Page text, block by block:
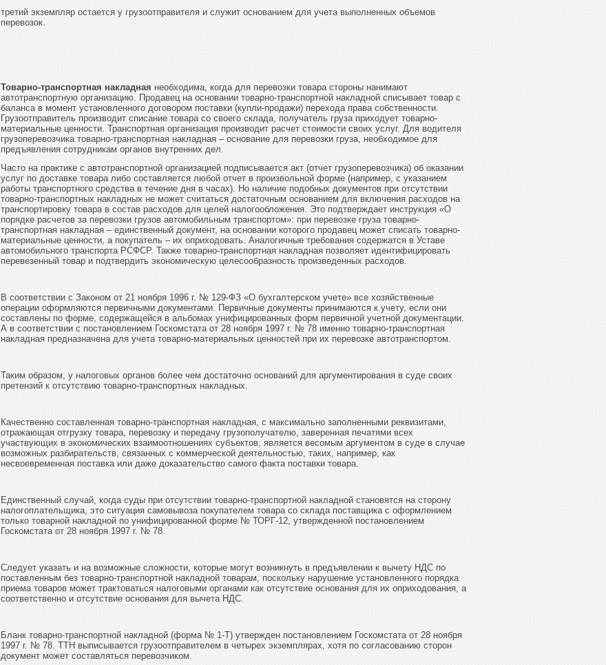
третий экземпляр остается у грузоотправителя и служит основанием для учета выполненных объемов
перевозок.
Товарно-транспортная накладная необходима, когда для перевозки товара стороны нанимают
автотранспортную организацию. Продавец на основании товарно-транспортной накладной списывает товар с
баланса в момент установленного договором поставки (купли-продажи) перехода права собственности.
Грузоотправитель производит списание товара со своего склада, получатель груза приходует товарно-
материальные ценности. Транспортная организация производит расчет стоимости своих услуг. Для водителя
грузоперевозчика товарно-транспортная накладная – основание для перевозки груза, необходимое для
предъявления сотрудникам органов внутренних дел.
Часто на практике с автотранспортной организацией подписывается акт (отчет грузоперевозчика) об оказании
услуг по доставке товара либо составляется любой отчет в произвольной форме (например, с указанием
работы транспортного средства в течение дня в часах). Но наличие подобных документов при отсутствии
товарно-транспортных накладных не может считаться достаточным основанием для включения расходов на
транспортировку товара в состав расходов для целей налогообложения. Это подтверждает инструкция «О
порядке расчетов за перевозки грузов автомобильным транспортом»: при перевозке груза товарно-
транспортная накладная – единственный документ, на основании которого продавец может списать товарно-
материальные ценности, а покупатель – их оприходовать. Аналогичные требования содержатся в Уставе
автомобильного транспорта РСФСР. Также товарно-транспортная накладная позволяет идентифицировать
перевезенный товар и подтвердить экономическую целесообразность произведенных расходов.
В соответствии с Законом от 21 ноября 1996 г. № 129-ФЗ «О бухгалтерском учете» все хозяйственные
операции оформляются первичными документами. Первичные документы принимаются к учету, если они
составлены по форме, содержащейся в альбомах унифицированных форм первичной учетной документации.
А в соответствии с постановлением Госкомстата от 28 ноября 1997 г. № 78 именно товарно-транспортная
накладная предназначена для учета товарно-материальных ценностей при их перевозке автотранспортом.
Таким образом, у налоговых органов более чем достаточно оснований для аргументирования в суде своих
претензий к отсутствию товарно-транспортных накладных.
Качественно составленная товарно-транспортная накладная, с максимально заполненными реквизитами,
отражающая отгрузку товара, перевозку и передачу грузополучателю, заверенная печатями всех
участвующих в экономических взаимоотношениях субъектов, является весомым аргументом в суде в случае
возможных разбирательств, связанных с коммерческой деятельностью, таких, например, как
несвоевременная поставка или даже доказательство самого факта поставки товара.
Единственный случай, когда суды при отсутствии товарно-транспортной накладной становятся на сторону
налогоплательщика, это ситуация самовывоза покупателем товара со склада поставщика с оформлением
только товарной накладной по унифицированной форме № ТОРГ-12, утвержденной постановлением
Госкомстата от 28 ноября 1997 г. № 78.
Следует указать и на возможные сложности, которые могут возникнуть в предъявлении к вычету НДС по
поставленным без товарно-транспортной накладной товарам, поскольку нарушение установленного порядка
приема товаров может трактоваться налоговыми органами как отсутствие основания для их оприходования, а
соответственно и отсутствие основания для вычета НДС.
Бланк товарно-транспортной накладной (форма № 1-Т) утвержден постановлением Госкомстата от 28 ноября
1997 г. № 78. ТТН выписывается грузоотправителем в четырех экземплярах, хотя по согласованию сторон
документ может составляться перевозчиком.